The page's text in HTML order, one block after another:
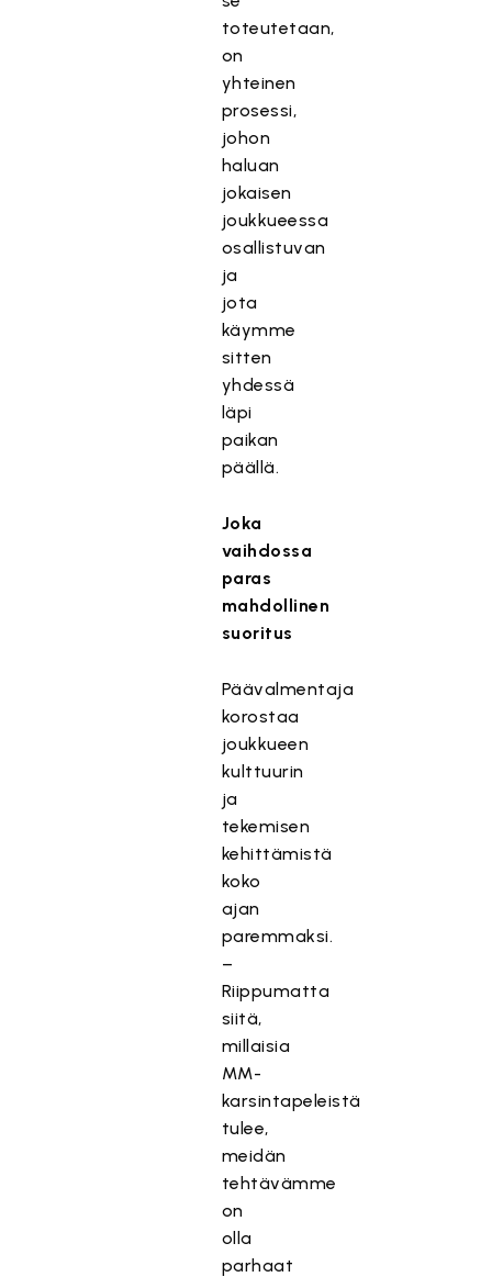
toteutetaan,
on
yhteinen
prosessi,
johon
haluan
jokaisen
joukkueessa
osallistuvan
ja
jota
käymme
sitten
yhdessä
läpi
paikan
päällä.
Joka
vaihdossa
paras
mahdollinen
suoritus
Päävalmentaja
korostaa
joukkueen
kulttuurin
ja
tekemisen
kehittämistä
koko
ajan
paremmaksi.
–
Riippumatta
siitä,
millaisia
MM-
karsintapeleistä
tulee,
meidän
tehtävämme
on
olla
parhaat